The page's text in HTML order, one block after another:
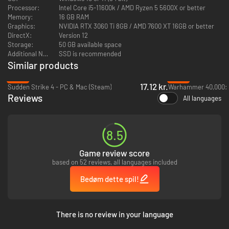
Funktioner
Genoplev klassisk RTS-basebygning med hurtige, glidende og
Tag kommandoen over to unikke grupper af enheder som enten GDF
(Global Defense Force) eller Tempest Dynasty (med den tredje
fraktion, der kan spilles, Veti, som kommer senere).
Oplev to episke singleplayer-kampagner med oplæste
missionsbriefinger
matchning eller solo i Skirmish-tilstand med op til 500 enheder pr.
Processor:
Intel Core i5-11600k / AMD Ryzen 5 5600X or better
Memory:
16 GB RAM
Graphics:
NVIDIA RTX 3060 Ti 8GB / AMD 7600 XT 16GB or better
DirectX:
Version 12
Storage:
50 GB available space
Additional Notes:
SSD is recommended
Similar products
Sudden Strike 4 - PC & Mac (Steam)
17.12 kr.
Reviews All languages
8.5
Game review score
based on 52 reviews, all languages included
Bedøm dette spil!
There is no review in your language